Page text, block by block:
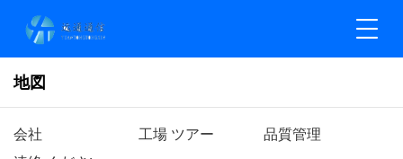
地図
会社 工場 ツアー
品質管理